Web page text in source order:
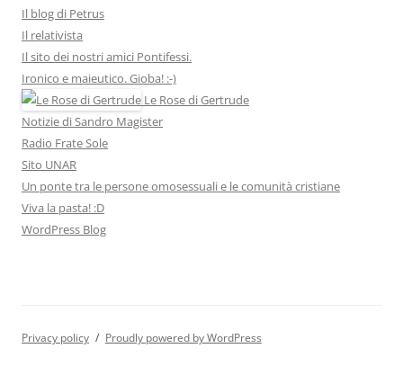
Il blog di Petrus
Il relativista
Il sito dei nostri amici Pontifessi.
Ironico e maieutico. Gioba! :-)
Le Rose di Gertrude
Notizie di Sandro Magister
Radio Frate Sole
Sito UNAR
Un ponte tra le persone omosessuali e le comunità cristiane
Viva la pasta! :D
WordPress Blog
Privacy policy Proudly powered by WordPress